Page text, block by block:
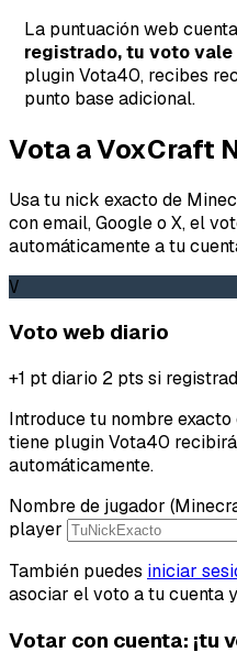
La puntuación web
registrado, tu voto vale
plugin Vota40, recibes
punto base adicional.
Vota a VoxCraft
Usa tu nick exacto de
con email, Google o X, el
automáticamente a tu
V
Voto web diario
+1 pt diario 2 pts si
Introduce tu nombre
tiene plugin Vota40
automáticamente.
Nombre de jugador
player
También puedes iniciar
asociar el voto a tu cuenta
Votar con cuenta: ¡tu